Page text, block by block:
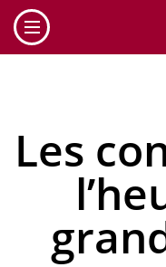
Les
Cookies management